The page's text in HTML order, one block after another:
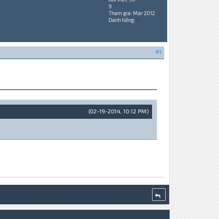
9
Tham gia: Mar 2012
Danh tiếng: 0
#1
(02-19-2014, 10:12 PM)